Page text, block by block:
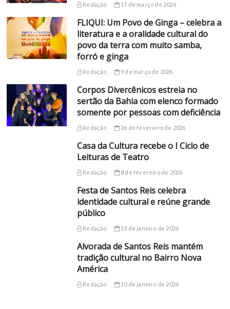
Redação 17 de março de 2026
FLIQUI: Um Povo de Ginga – celebra a
literatura e a oralidade cultural do
povo da terra com muito samba,
forró e ginga
Redação 9 de março de 2026
Corpos Divercênicos estreia no
sertão da Bahia com elenco formado
somente por pessoas com deficiência
Redação 26 de fevereiro de 2026
Casa da Cultura recebe o I Ciclo de
Leituras de Teatro
Redação 8 de fevereiro de 2026
Festa de Santos Reis celebra
identidade cultural e reúne grande
público
Redação 13 de janeiro de 2026
Alvorada de Santos Reis mantém
tradição cultural no Bairro Nova
América
Redação 10 de janeiro de 2026